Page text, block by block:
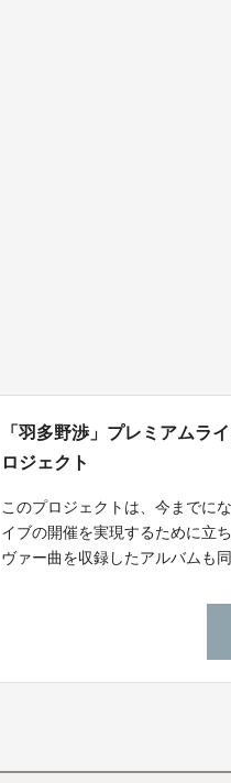
「羽多野渉」プレミアムラ
ロジェクト
このプロジェクトは、今までに
イブの開催を実現するために立
ヴァー曲を収録したアルバムも